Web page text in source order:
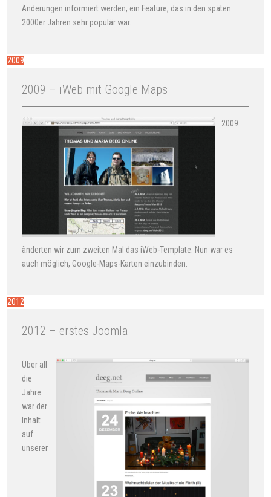
Änderungen informiert werden, ein Feature, das in den späten
2000er Jahren sehr populär war.
2009
2009 – iWeb mit Google Maps
2009
änderten wir zum zweiten Mal das iWeb-Template. Nun war es
auch möglich, Google-Maps-Karten einzubinden.
2012
2012 – erstes Joomla
Über all
die
Jahre
war der
Inhalt
auf
unserer